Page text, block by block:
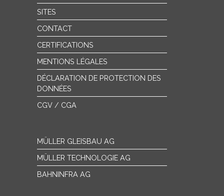
SITES
CONTACT
CERTIFICATIONS
MENTIONS LÉGALES
DÉCLARATION DE PROTECTION DES
DONNÉES
CGV / CGA
MÜLLER GLEISBAU AG
MÜLLER TECHNOLOGIE AG
BAHNINFRA AG